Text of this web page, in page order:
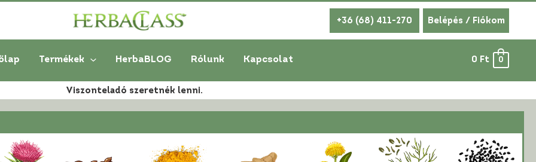
+36 (68) 411-270 Belépés / Fiókom
Termékek HerbaBLOG Rólunk Kapcsolat 0 Ft 0
Viszonteladó szeretnék lenni.